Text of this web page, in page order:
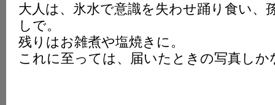
大人は、氷水で意識を失わせ踊り食い、
しで。
残りはお雑煮や塩焼きに。
これに至っては、届いたときの写真しか